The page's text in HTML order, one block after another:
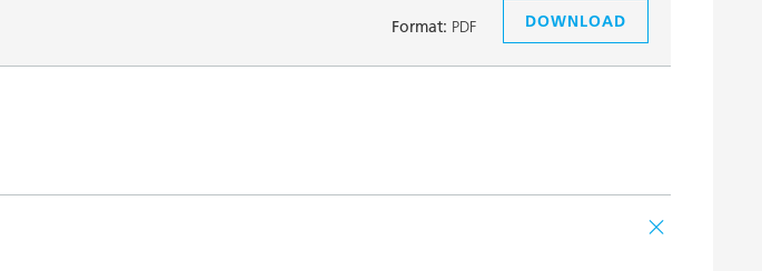
Format: PDF DOWNLOAD